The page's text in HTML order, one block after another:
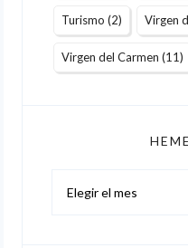
Turismo (2) Virgen
Virgen del Carmen (11)